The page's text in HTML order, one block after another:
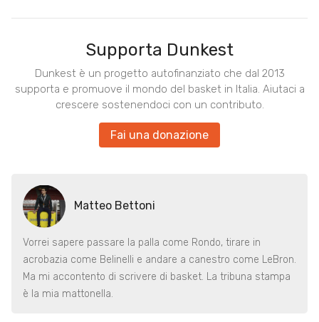
Supporta Dunkest
Dunkest è un progetto autofinanziato che dal 2013
supporta e promuove il mondo del basket in Italia. Aiutaci a
crescere sostenendoci con un contributo.
Fai una donazione
Matteo Bettoni
Vorrei sapere passare la palla come Rondo, tirare in
acrobazia come Belinelli e andare a canestro come LeBron.
Ma mi accontento di scrivere di basket. La tribuna stampa
è la mia mattonella.